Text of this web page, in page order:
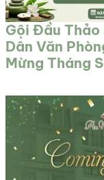
Gội Đầu Thảo
Dân Văn
Mừng Tháng